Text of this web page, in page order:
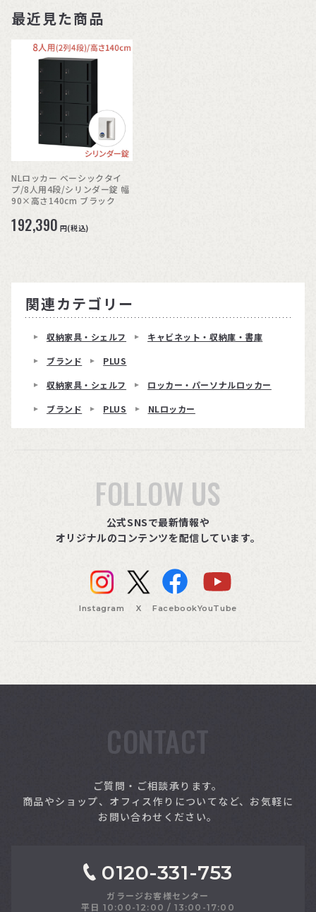
最近見た商品
NLロッカー ベーシックタイ
プ/8人用4段/シリンダー錠 幅
90×高さ140cm ブラック
192,390 円(税込)
関連カテゴリー
収納家具・シェルフ
キャビネット・収納庫・書庫
ブランド
PLUS
収納家具・シェルフ
ロッカー・パーソナルロッカー
ブランド
PLUS NLロッカー
FOLLOW US
公式SNSで最新情報や
オリジナルのコンテンツを配信しています。
Instagram X FacebookYouTube
CONTACT
ご質問・ご相談承ります。
商品やショップ、オフィス作りについてなど、お気軽に
お問い合わせください。
0120-331-753
ガラージお客様センター
平日 10:00-12:00 / 13:00-17:00